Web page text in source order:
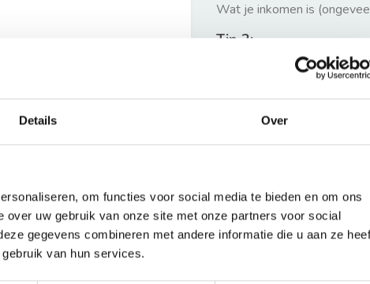
Details Over
om functies voor social media te bieden en om ons
uw gebruik van onze site met onze partners voor social
gegevens combineren met andere informatie die u aan ze
van hun services.
Wat je inkomen is
Tip 2:
Wees beleefd, niet te
verhaal kort
Wacht niet met reageren.
Waarschuwing
Huurflits hecht veel
handelen van verhuurders